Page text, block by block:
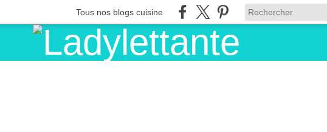
Tous nos blogs cuisine